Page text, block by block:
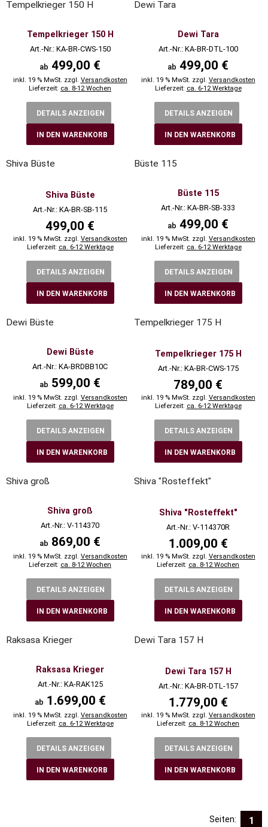
Tempelkrieger 150 H
Tempelkrieger 150 H
Art.-Nr.: KA-BR-CWS-150
ab 499,00 €
inkl. 19 % MwSt. zzgl. Versandkosten
Lieferzeit: ca. 8-12 Wochen
DETAILS ANZEIGEN
IN DEN WARENKORB
Dewi Tara
Dewi Tara
Art.-Nr.: KA-BR-DTL-100
ab 499,00 €
inkl. 19 % MwSt. zzgl. Versandkosten
Lieferzeit: ca. 6-12 Werktage
DETAILS ANZEIGEN
IN DEN WARENKORB
Shiva Büste
Shiva Büste
Art.-Nr.: KA-BR-SB-115
499,00 €
inkl. 19 % MwSt. zzgl. Versandkosten
Lieferzeit: ca. 6-12 Werktage
DETAILS ANZEIGEN
IN DEN WARENKORB
Büste 115
Büste 115
Art.-Nr.: KA-BR-SB-333
ab 499,00 €
inkl. 19 % MwSt. zzgl. Versandkosten
Lieferzeit: ca. 6-12 Werktage
DETAILS ANZEIGEN
IN DEN WARENKORB
Dewi Büste
Dewi Büste
Art.-Nr.: KA-BRDBB10C
ab 599,00 €
inkl. 19 % MwSt. zzgl. Versandkosten
Lieferzeit: ca. 6-12 Werktage
DETAILS ANZEIGEN
IN DEN WARENKORB
Tempelkrieger 175 H
Tempelkrieger 175 H
Art.-Nr.: KA-BR-CWS-175
789,00 €
inkl. 19 % MwSt. zzgl. Versandkosten
Lieferzeit: ca. 6-12 Werktage
DETAILS ANZEIGEN
IN DEN WARENKORB
Shiva groß
Shiva groß
Art.-Nr.: V-114370
ab 869,00 €
inkl. 19 % MwSt. zzgl. Versandkosten
Lieferzeit: ca. 8-12 Wochen
DETAILS ANZEIGEN
IN DEN WARENKORB
Shiva "Rosteffekt"
Shiva "Rosteffekt"
Art.-Nr.: V-114370R
1.009,00 €
inkl. 19 % MwSt. zzgl. Versandkosten
Lieferzeit: ca. 8-12 Wochen
DETAILS ANZEIGEN
IN DEN WARENKORB
Raksasa Krieger
Raksasa Krieger
Art.-Nr.: KA-RAK125
ab 1.699,00 €
inkl. 19 % MwSt. zzgl. Versandkosten
Lieferzeit: ca. 6-12 Werktage
DETAILS ANZEIGEN
IN DEN WARENKORB
Dewi Tara 157 H
Dewi Tara 157 H
Art.-Nr.: KA-BR-DTL-157
1.779,00 €
inkl. 19 % MwSt. zzgl. Versandkosten
Lieferzeit: ca. 8-12 Wochen
DETAILS ANZEIGEN
IN DEN WARENKORB
Seiten: 1